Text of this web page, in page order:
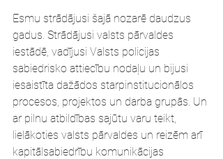
Esmu strādājusi šajā nozarē daudzus
gadus. Strādājusi valsts pārvaldes
iestādē, vadījusi Valsts policijas
sabiedrisko attiecību nodaļu un bijusi
iesaistīta dažādos starpinstitucionālos
procesos, projektos un darba grupās. Un
ar pilnu atbildības sajūtu varu teikt,
lielākoties valsts pārvaldes un reizēm arī
kapitālsabiedrību komunikācijas